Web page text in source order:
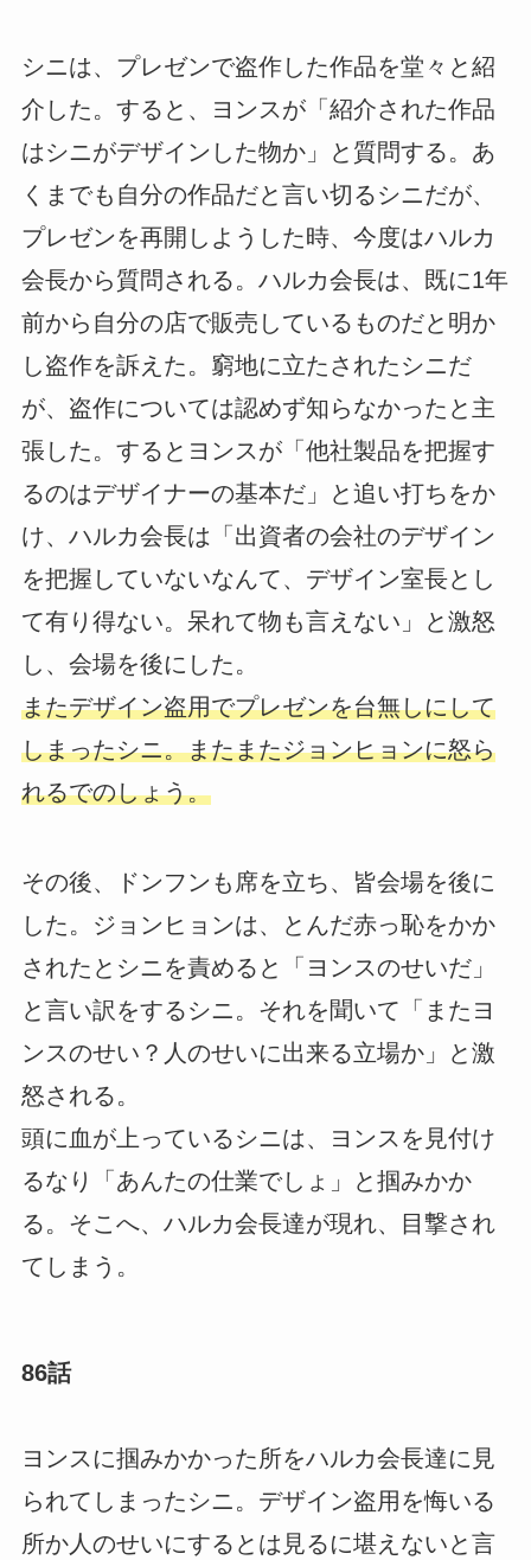
シニは、プレゼンで盗作した作品を堂々と紹
介した。すると、ヨンスが「紹介された作品
はシニがデザインした物か」と質問する。あ
くまでも自分の作品だと言い切るシニだが、
プレゼンを再開しようした時、今度はハルカ
会長から質問される。ハルカ会長は、既に1年
前から自分の店で販売しているものだと明か
し盗作を訴えた。窮地に立たされたシニだ
が、盗作については認めず知らなかったと主
張した。するとヨンスが「他社製品を把握す
るのはデザイナーの基本だ」と追い打ちをか
け、ハルカ会長は「出資者の会社のデザイン
を把握していないなんて、デザイン室長とし
て有り得ない。呆れて物も言えない」と激怒
し、会場を後にした。
またデザイン盗用でプレゼンを台無しにして
しまったシニ。またまたジョンヒョンに怒ら
れるでのしょう。
その後、ドンフンも席を立ち、皆会場を後に
した。ジョンヒョンは、とんだ赤っ恥をかか
されたとシニを責めると「ヨンスのせいだ」
と言い訳をするシニ。それを聞いて「またヨ
ンスのせい？人のせいに出来る立場か」と激
怒される。
頭に血が上っているシニは、ヨンスを見付け
るなり「あんたの仕業でしょ」と掴みかか
る。そこへ、ハルカ会長達が現れ、目撃され
てしまう。
86話
ヨンスに掴みかかった所をハルカ会長達に見
られてしまったシニ。デザイン盗用を悔いる
所か人のせいにするとは見るに堪えないと言